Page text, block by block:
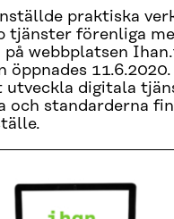
praktiska
tjänster förenliga
webbplatsen
öppnades
utveckla digitala
och standarderna